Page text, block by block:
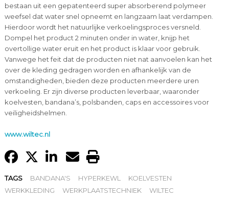
bestaan uit een gepatenteerd super absorberend polymeer
weefsel dat water snel opneemt en langzaam laat verdampen.
Hierdoor wordt het natuurlijke verkoelingsproces versneld.
Dompel het product 2 minuten onder in water, knijp het
overtollige water eruit en het product is klaar voor gebruik.
Vanwege het feit dat de producten niet nat aanvoelen kan het
over de kleding gedragen worden en afhankelijk van de
omstandigheden, bieden deze producten meerdere uren
verkoeling. Er zijn diverse producten leverbaar, waaronder
koelvesten, bandana’s, polsbanden, caps en accessoires voor
veiligheidshelmen.
www.wiltec.nl
TAGS BANDANA'S HYPERKEWL
KOELVESTEN
WERKKLEDING
WERKPLAATSTECHNIEK WILTEC